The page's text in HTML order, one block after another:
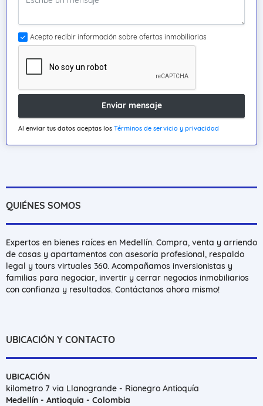
Acepto recibir información sobre ofertas inmobiliarias
Enviar mensaje
Al enviar tus datos aceptas los Términos de servicio y privacidad
QUIÉNES SOMOS
Expertos en bienes raíces en Medellín. Compra, venta y arriendo
de casas y apartamentos con asesoría profesional, respaldo
legal y tours virtuales 360. Acompañamos inversionistas y
familias para negociar, invertir y cerrar negocios inmobiliarios
con confianza y resultados. Contáctanos ahora mismo!
UBICACIÓN Y CONTACTO
UBICACIÓN
kilometro 7 via Llanogrande - Rionegro Antioquía
Medellín - Antioquia - Colombia